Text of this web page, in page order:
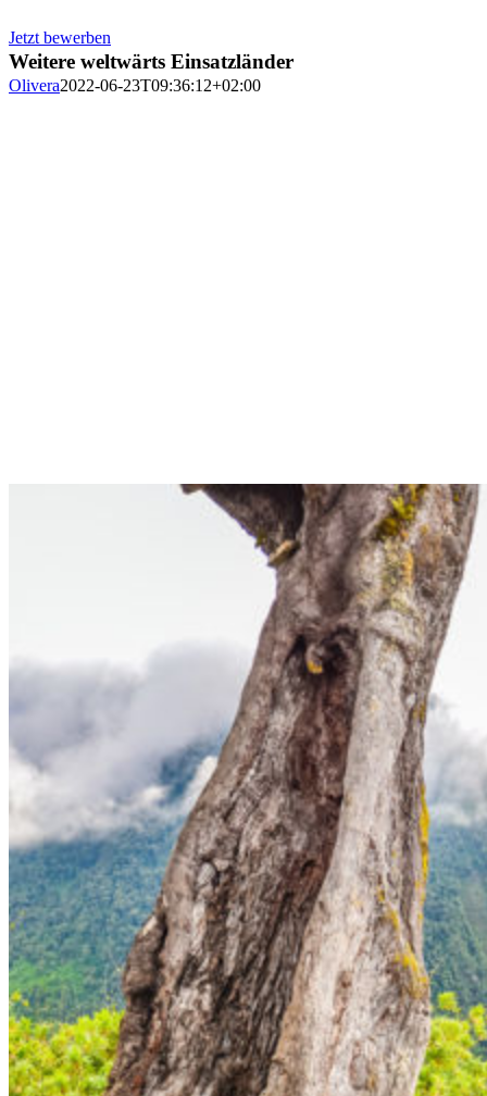
Jetzt bewerben
Weitere weltwärts Einsatzländer
Olivera2022-06-23T09:36:12+02:00